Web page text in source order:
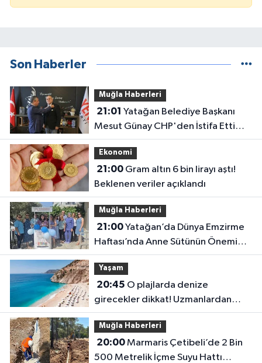
Son Haberler
Muğla Haberleri
21:01
Mesut Günay CHP'den İstifa Etti
Yeni Parti'ye Katıldı
Ekonomi
21:00Gram altın 6 bin lirayı aştı!
Beklenen veriler açıklandı
Muğla Haberleri
21:00Yatağan’da Dünya Emzirme
Haftası’nda Anne Sütünün Önemi
Anlatıldı
Yaşam
20:45
girecekler dikkat! Uzmanlardan
kirlilik uyarısı geldi
Muğla Haberleri
20:00Marmaris Çetibeli’de 2 Bin
500 Metrelik İçme Suyu Hattı